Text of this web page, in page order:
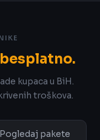
besplatno.
kupaca u BiH.
troškova.
Pogledaj pakete